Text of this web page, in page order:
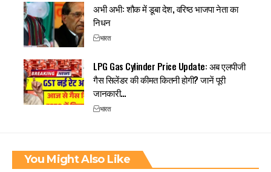
अभी अभी: शौक में डूबा देश, वरिष्ठ भाजपा नेता का
निधन
भारत
LPG Gas Cylinder Price Update: अब एलपीजी
गैस सिलेंडर की कीमत कितनी होगी? जानें पूरी
जानकारी…
भारत
You Might Also Like